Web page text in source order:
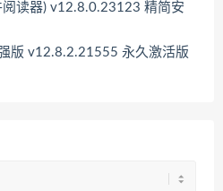
阅读器) v12.8.0.23123 精简安
版 v12.8.2.21555 永久激活版